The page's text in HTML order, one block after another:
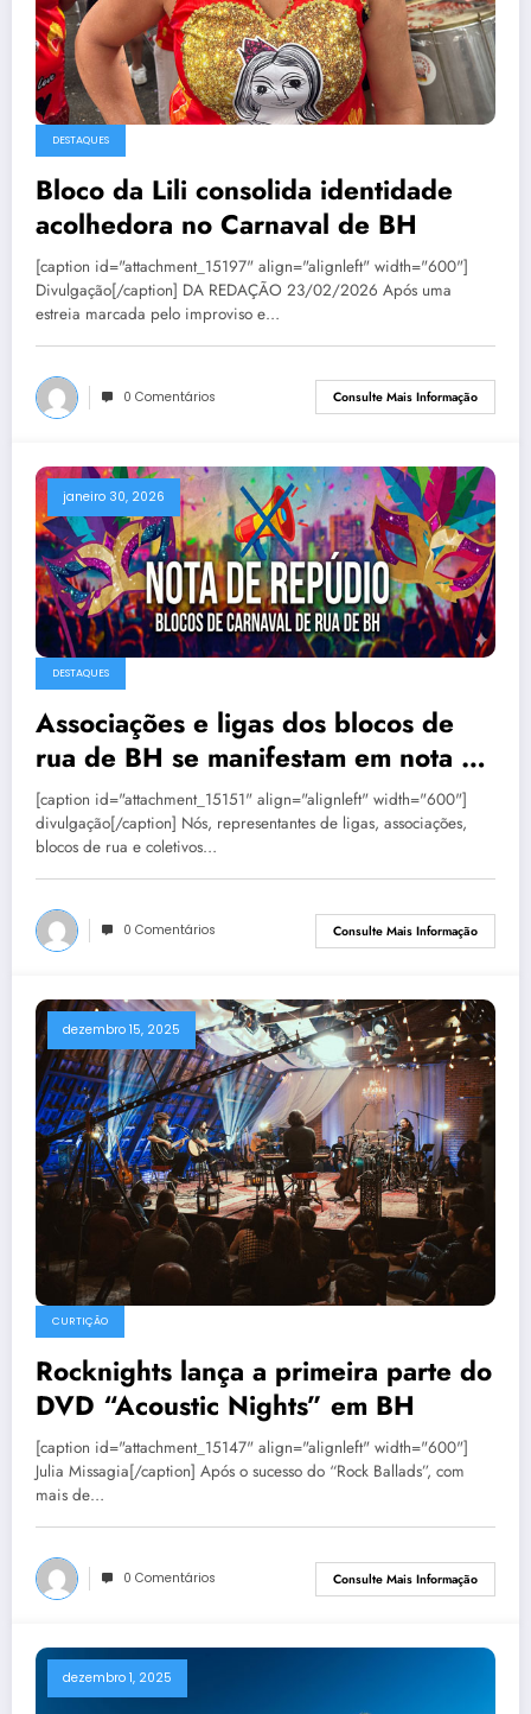
DESTAQUES
Bloco da Lili consolida identidade
acolhedora no Carnaval de BH
[caption id="attachment_15197" align="alignleft" width="600"]
Divulgação[/caption] DA REDAÇÃO 23/02/2026 Após uma
estreia marcada pelo improviso e…
0 Comentários Consulte Mais Informação
janeiro 30, 2026
DESTAQUES
Associações e ligas dos blocos de
rua de BH se manifestam em nota de
repúdio
[caption id="attachment_15151" align="alignleft" width="600"]
divulgação[/caption] Nós, representantes de ligas, associações,
blocos de rua e coletivos…
0 Comentários Consulte Mais Informação
dezembro 15, 2025
CURTIÇÃO
Rocknights lança a primeira parte do
DVD “Acoustic Nights” em BH
[caption id="attachment_15147" align="alignleft" width="600"]
Julia Missagia[/caption] Após o sucesso do “Rock Ballads”, com
mais de…
0 Comentários Consulte Mais Informação
dezembro 1, 2025